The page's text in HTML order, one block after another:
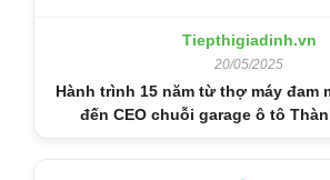
Tiepthigiadinh.vn
20/05/2025
Hành trình 15 năm từ thợ máy đam
đến CEO chuỗi garage ô tô